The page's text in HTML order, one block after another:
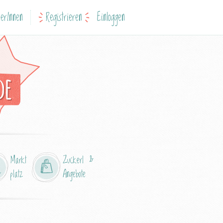
Registrieren Einloggen
Markt
platz
Zuckerl &
Angebote